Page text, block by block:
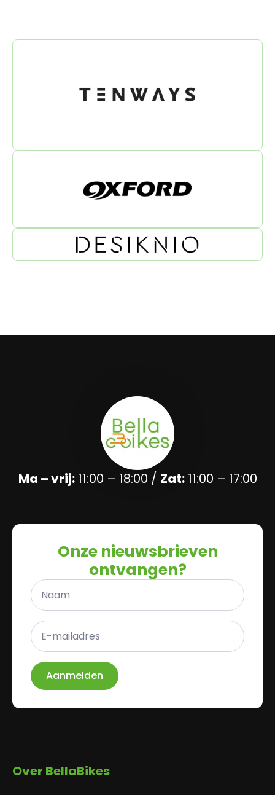
Ma – vrij:11:00 – 18:00 / Zat:11:00 – 17:00
Onze nieuwsbrieven
ontvangen?
Naam
E-
mailadres
*
Aanmelden
Over BellaBikes